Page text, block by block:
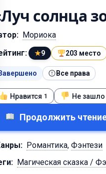
солнца
Мориока
★9 203 место
Все права
Нравится 1 Не зашло
Продолжить
Романтика, Фэнтези
Магическая сказка /